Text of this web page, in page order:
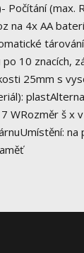
Počítání (max.
na 4x AA
10 znacích,
25mm s
WRozměr š